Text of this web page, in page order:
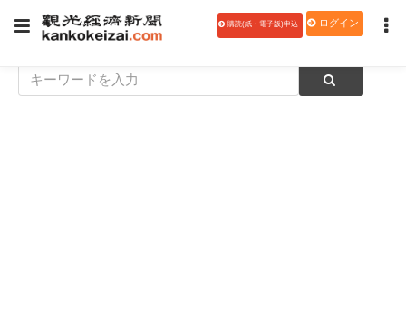
購読(紙・電子版)申込 ログイン